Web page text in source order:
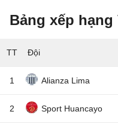
Bảng xếp hạng
TT Đội
1 Alianza Lima
2 Sport Huancayo